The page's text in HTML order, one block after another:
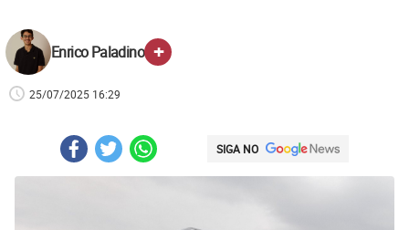
Enrico Paladino +
25/07/2025 16:29
SIGA NO